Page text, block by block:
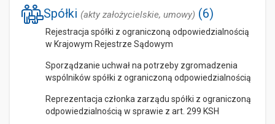
Spółki (akty założycielskie, umowy) (6)
Rejestracja spółki z ograniczoną odpowiedzialnością
w Krajowym Rejestrze Sądowym
Sporządzanie uchwał na potrzeby zgromadzenia
wspólników spółki z ograniczoną odpowiedzialnością
Reprezentacja członka zarządu spółki z ograniczoną
odpowiedzialnością w sprawie z art. 299 KSH